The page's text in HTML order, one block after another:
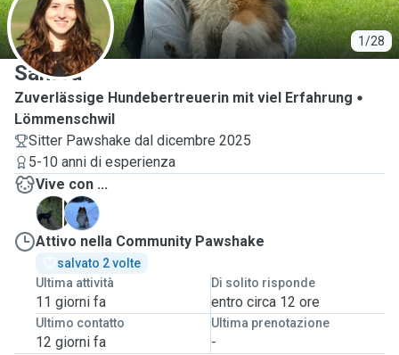
1/28
S
Samira
Zuverlässige Hundebertreuerin mit viel Erfahrung
Lömmenschwil
Sitter Pawshake dal dicembre 2025
5-10 anni di esperienza
Vive con ...
A
B
Attivo nella Community Pawshake
salvato 2 volte
Ultima attività
11 giorni fa
Di solito risponde
entro circa 12 ore
Ultimo contatto
12 giorni fa
Ultima prenotazione
-